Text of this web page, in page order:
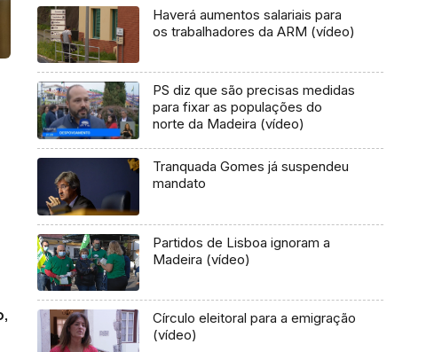
Haverá aumentos salariais para
os trabalhadores da ARM (vídeo)
PS diz que são precisas medidas
para fixar as populações do
norte da Madeira (vídeo)
Tranquada Gomes já suspendeu
mandato
Partidos de Lisboa ignoram a
Madeira (vídeo)
Círculo eleitoral para a emigração
(vídeo)